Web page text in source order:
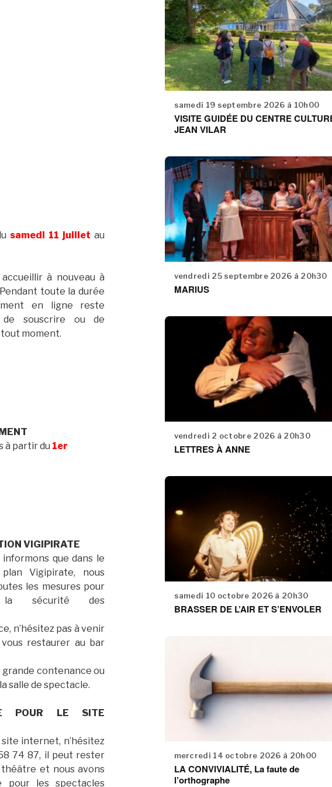
samedi 11 juillet au
à nouveau à
toute la durée
en ligne reste
de souscrire ou de
moment.
à partir du 1er
VIGIPIRATE
informons que dans le
Vigipirate, nous
les mesures pour
la sécurité des
n’hésitez pas à venir
restaurer au bar
contenance ou
salle de spectacle.
POUR LE SITE
internet, n’hésitez
74 87, il peut rester
et nous avons
pour les spectacles
samedi 19 septembre 2026 à 10h00
VISITE GUIDÉE DU CENTRE
JEAN VILAR
vendredi 25 septembre 2026 à 20h30
MARIUS
vendredi 2 octobre 2026 à 20h30
LETTRES À ANNE
samedi 10 octobre 2026 à 20h30
BRASSER DE L’AIR ET S’ENVOLER
mercredi 14 octobre 2026 à 20h00
LA CONVIVIALITÉ, La faute de
l’orthographe